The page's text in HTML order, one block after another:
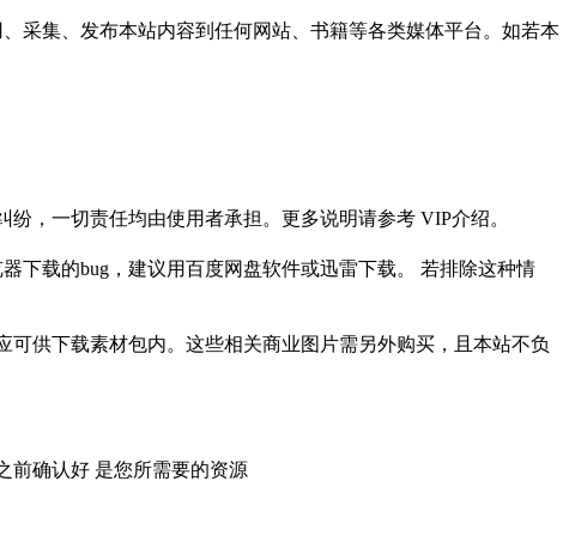
采集、发布本站内容到任何网站、书籍等各类媒体平台。如若本
，一切责任均由使用者承担。更多说明请参考 VIP介绍。
下载的bug，建议用百度网盘软件或迅雷下载。 若排除这种情
供下载素材包内。这些相关商业图片需另外购买，且本站不负
前确认好 是您所需要的资源